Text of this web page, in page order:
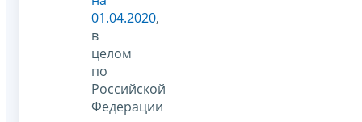
01.04.2020,
в
целом
по
Российской
Федерации